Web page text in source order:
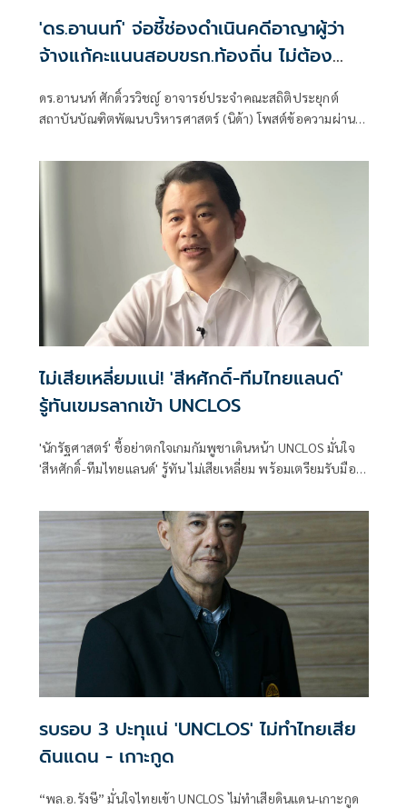
'ดร.อานนท์' จ่อชี้ช่องดำเนินคดีอาญาผู้ว่า
จ้างแก้คะแนนสอบขรก.ท้องถิ่น ไม่ต้อง
ยกเลิกทั้งหมด
ดร.อานนท์ ศักดิ์วรวิชญ์ อาจารย์ประจำคณะสถิติประยุกต์
สถาบันบัณฑิตพัฒนบริหารศาสตร์ (นิด้า) โพสต์ข้อความผ่าน
ไม่เสียเหลี่ยมแน่! 'สีหศักดิ์-ทีมไทยแลนด์'
รู้ทันเขมรลากเข้า UNCLOS
'นักรัฐศาสตร์' ชี้อย่าตกใจเกมกัมพูชาเดินหน้า UNCLOS มั่นใจ
'สีหศักดิ์-ทีมไทยแลนด์' รู้ทัน ไม่เสียเหลี่ยม พร้อมเตรียมรับมือ
รบรอบ 3 ปะทุแน่ 'UNCLOS' ไม่ทำไทยเสีย
ดินแดน - เกาะกูด
“พล.อ.รังษี” มั่นใจไทยเข้า UNCLOS ไม่ทำเสียดินแดน-เกาะกูด